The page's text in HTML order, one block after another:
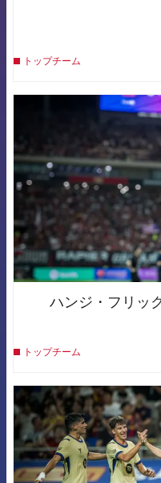
トップチーム
ハンジ・フリッ
トップチーム